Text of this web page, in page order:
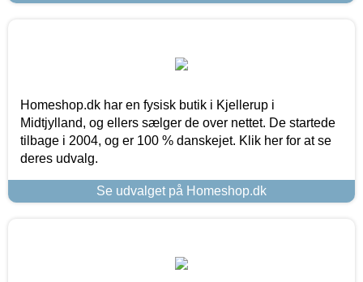
Homeshop.dk har en fysisk butik i Kjellerup i
Midtjylland, og ellers sælger de over nettet. De startede
tilbage i 2004, og er 100 % danskejet. Klik her for at se
deres udvalg.
Se udvalget på Homeshop.dk